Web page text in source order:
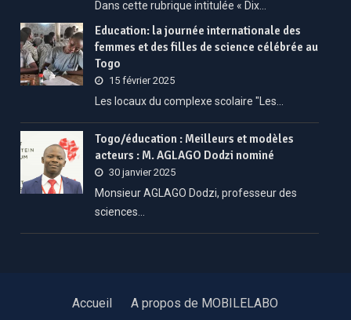
Dans cette rubrique intitulée « Dix…
Education: la journée internationale des
femmes et des filles de science célébrée au
Togo
15 février 2025
Les locaux du complexe scolaire "Les…
Togo/éducation : Meilleurs et modèles
acteurs : M. AGLAGO Dodzi nominé
30 janvier 2025
Monsieur AGLAGO Dodzi, professeur des
sciences…
Accueil A propos de MOBILELABO